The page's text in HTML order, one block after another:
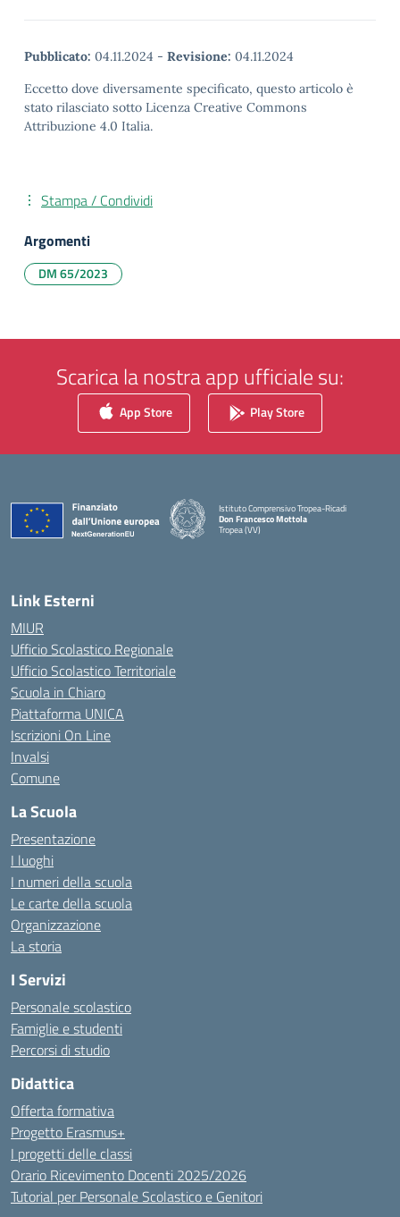
Pubblicato: 04.11.2024 - Revisione: 04.11.2024
Eccetto dove diversamente specificato, questo articolo è
stato rilasciato sotto Licenza Creative Commons
Attribuzione 4.0 Italia.
Stampa / Condividi
Argomenti
DM 65/2023
Scarica la nostra app ufficiale su:
App Store Play Store
Istituto Comprensivo Tropea-Ricadi
Don Francesco Mottola
Tropea (VV)
— Visita la pagina iniziale della scuola
Link Esterni
MIUR
Ufficio Scolastico Regionale
Ufficio Scolastico Territoriale
Scuola in Chiaro
Piattaforma UNICA
Iscrizioni On Line
Invalsi
Comune
La Scuola
Presentazione
I luoghi
I numeri della scuola
Le carte della scuola
Organizzazione
La storia
I Servizi
Personale scolastico
Famiglie e studenti
Percorsi di studio
Didattica
Offerta formativa
Progetto Erasmus+
I progetti delle classi
Orario Ricevimento Docenti 2025/2026
Tutorial per Personale Scolastico e Genitori